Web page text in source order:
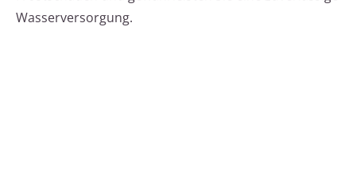
Wasserversorgung.